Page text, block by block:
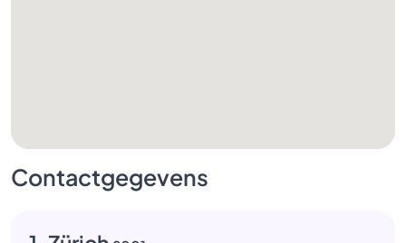
Contactgegevens